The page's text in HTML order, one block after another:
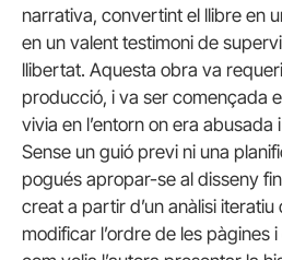
narrativa, convertint el llibre en
en un valent testimoni de
llibertat. Aquesta obra va
producció, i va ser començada
vivia en l’entorn on era
Sense un guió previ ni una
pogués apropar-se al disseny
creat a partir d’un anàlisi
modificar l’ordre de les pàgines